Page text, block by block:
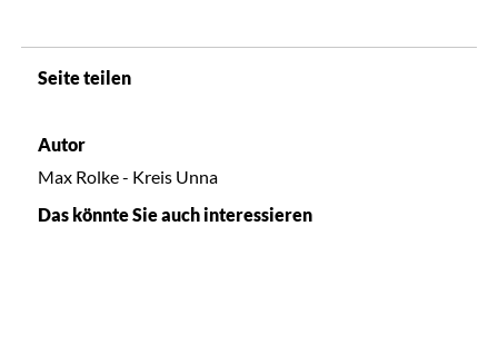
Seite teilen
Autor
Max Rolke - Kreis Unna
Das könnte Sie auch interessieren